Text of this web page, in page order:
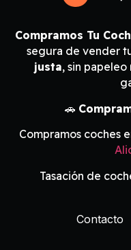
Compramos Tu
segura de vender
justa, sin papeleo
🚗
Compramos coches
Tasación de
Contacto